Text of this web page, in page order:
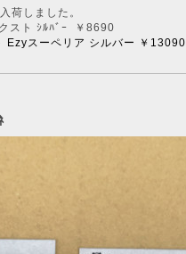
荷しました。
スト ｼﾙﾊﾞｰ ￥8690
Ezyスーペリア シルバー ￥13090